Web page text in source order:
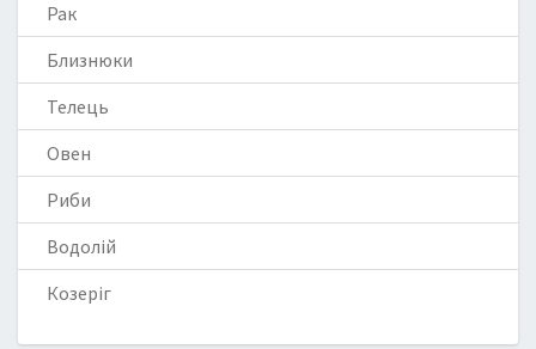
Рак
Близнюки
Телець
Овен
Риби
Водолій
Козеріг